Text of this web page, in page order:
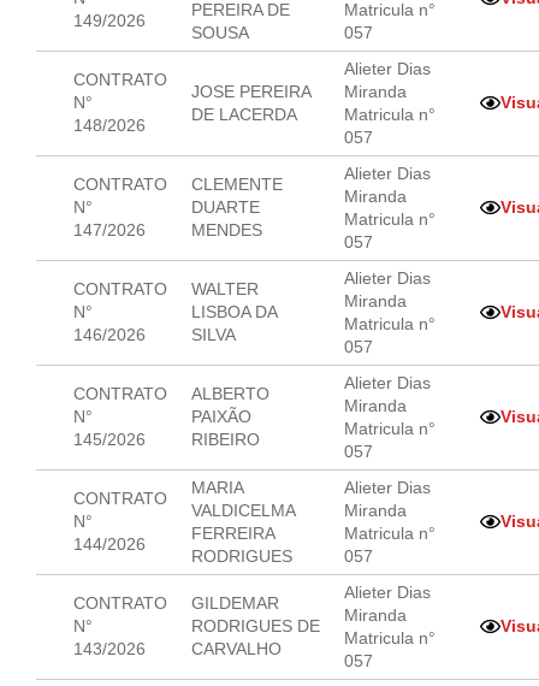
149/2026
PEREIRA DE
SOUSA
Matricula n°
057
CONTRATO
N°
148/2026
JOSE PEREIRA
DE LACERDA
Alieter Dias
Miranda
Matricula n°
057
CONTRATO
N°
147/2026
CLEMENTE
DUARTE
MENDES
Alieter Dias
Miranda
Matricula n°
057
CONTRATO
N°
146/2026
WALTER
LISBOA DA
SILVA
Alieter Dias
Miranda
Matricula n°
057
CONTRATO
N°
145/2026
ALBERTO
PAIXÃO
RIBEIRO
Alieter Dias
Miranda
Matricula n°
057
CONTRATO
N°
144/2026
MARIA
VALDICELMA
FERREIRA
RODRIGUES
Alieter Dias
Miranda
Matricula n°
057
CONTRATO
N°
143/2026
GILDEMAR
RODRIGUES DE
CARVALHO
Alieter Dias
Miranda
Matricula n°
057